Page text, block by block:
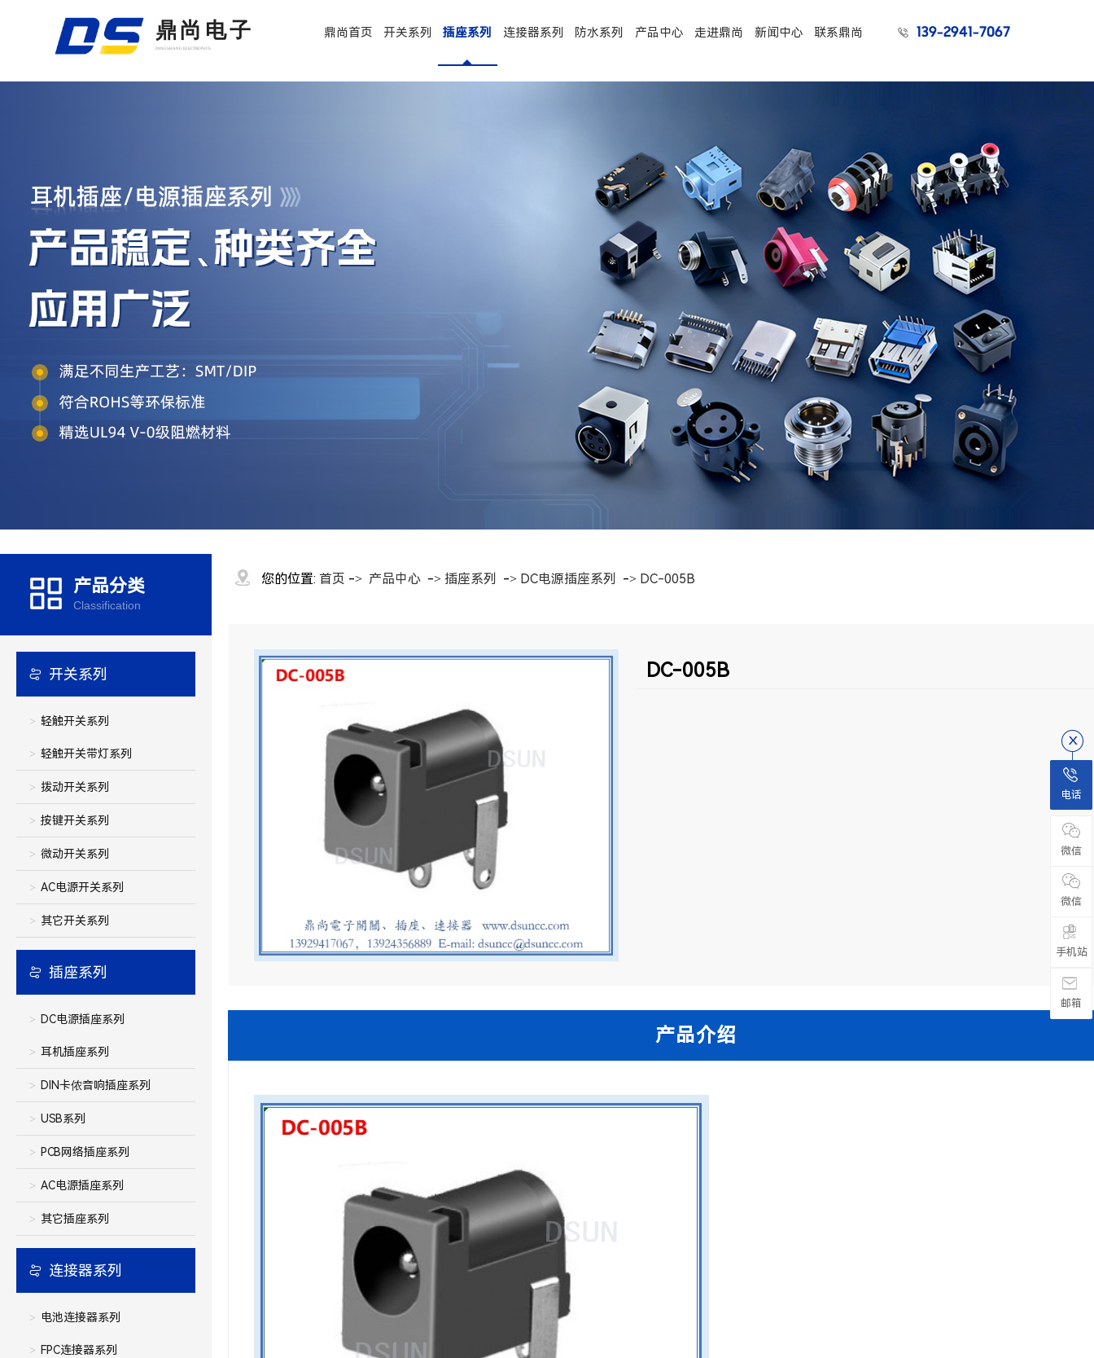
鼎尚电子
DINGSHANG ELECTRONICS
鼎尚首页 开关系列 插座系列 连接器系列 防水系列 产品中心 走进鼎尚 新闻中心 联系鼎尚  139-2941-7067
产品分类
Classification
开关系列
轻触开关系列
轻触开关带灯系列
拨动开关系列
按键开关系列
微动开关系列
AC电源开关系列
其它开关系列
插座系列
DC电源插座系列
耳机插座系列
DIN卡侬音响插座系列
USB系列
PCB网络插座系列
AC电源插座系列
其它插座系列
连接器系列
电池连接器系列
FPC连接器系列
您的位置: 首页 -> 产品中心 -> 插座系列 -> DC电源插座系列 -> DC-005B
DC-005B
电话
微信
微信

手机站
邮箱